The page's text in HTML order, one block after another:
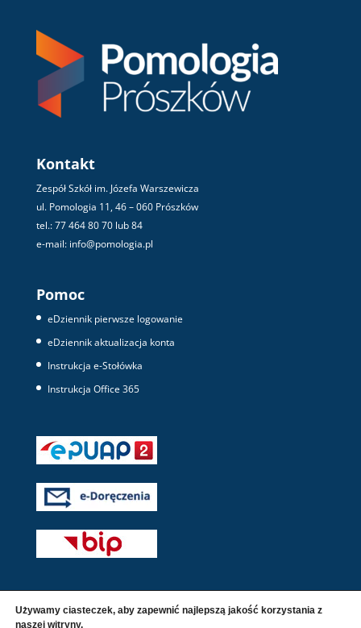
Kontakt
Zespół Szkół im. Józefa Warszewicza
ul. Pomologia 11, 46 – 060 Prószków
tel.: 77 464 80 70 lub 84
e-mail: info@pomologia.pl
Pomoc
eDziennik pierwsze logowanie
eDziennik aktualizacja konta
Instrukcja e-Stołówka
Instrukcja Office 365
Używamy ciasteczek, aby zapewnić najlepszą jakość korzystania z
naszej witryny.